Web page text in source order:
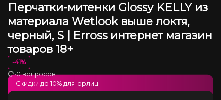
Перчатки-митенки Glossy KELLY из
материала Wetlook выше локтя,
черный, S | Erross интернет магазин
товаров 18+
-41%
Загрузка
•0 вопросов
Скидки до 10% для юрлиц